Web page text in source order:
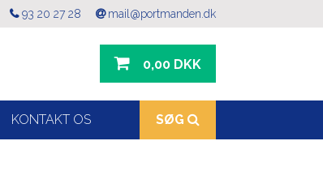
93 20 27 28 mail@portmanden.dk
0,00 DKK
KONTAKT OS SØG